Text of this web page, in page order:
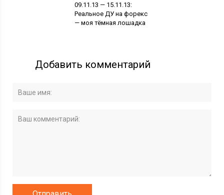
09.11.13 — 15.11.13:
Реальное ДУ на форекс
— моя тёмная лошадка
Добавить комментарий